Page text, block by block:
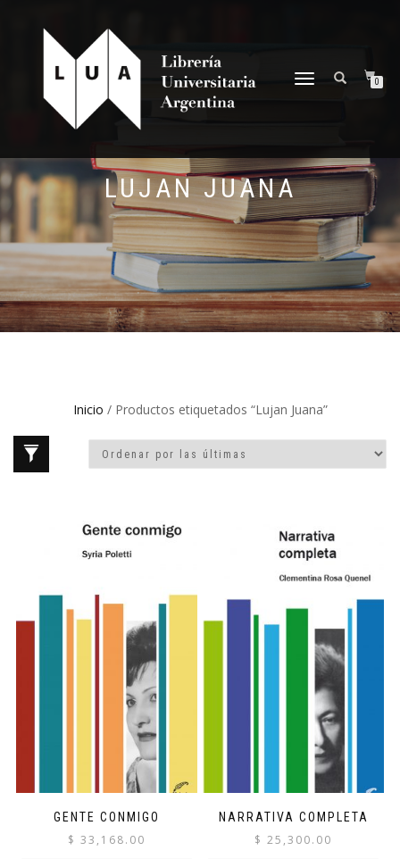
NAVEGACIÓN
0
LUJAN JUANA
Inicio / Productos etiquetados “Lujan Juana”
GENTE CONMIGO
$ 33,168.00
NARRATIVA COMPLETA
$ 25,300.00